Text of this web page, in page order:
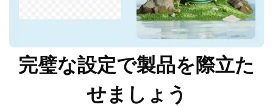
完璧な設定で製品を際立た
せましょう